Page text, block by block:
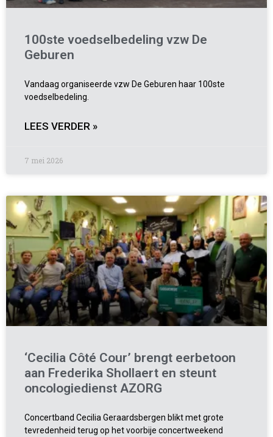
100ste voedselbedeling vzw De
Geburen
Vandaag organiseerde vzw De Geburen haar 100ste
voedselbedeling.
LEES VERDER »
7 mei 2026
‘Cecilia Côté Cour’ brengt eerbetoon
aan Frederika Shollaert en steunt
oncologiedienst AZORG
Concertband Cecilia Geraardsbergen blikt met grote
tevredenheid terug op het voorbije concertweekend